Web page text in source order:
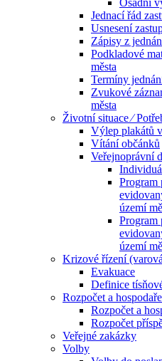
Osadní
Jednací řád
Usnesení
Zápisy z
Podkladové
města
Termíny
Zvukové
města
Životní situace ⁄
Výlep plakátů
Vítání občánků
Veřejnoprávní
Program
území
Program
území
Krizové řízení
Evakuace
Definice
Rozpočet a
Rozpočet a
Rozpočet
Veřejné zakázky
Volby